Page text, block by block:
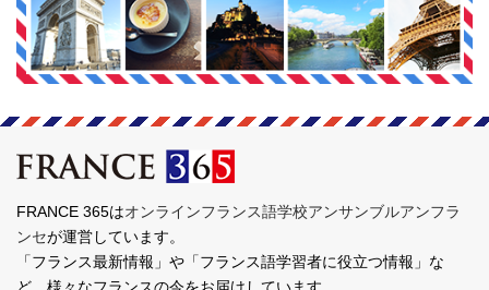
FRANCE 365はオンラインフランス語学校アンサンブルアンフラ
ンセが運営しています。
「フランス最新情報」や「フランス語学習者に役立つ情報」な